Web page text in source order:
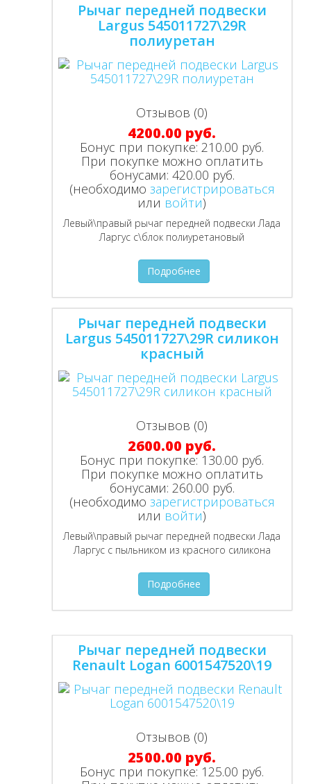
Рычаг передней подвески
Largus 545011727\29R
полиуретан
Отзывов (0)
4200.00 руб.
Бонус при покупке:210.00 руб.
При покупке можно оплатить
бонусами: 420.00 руб.
(необходимо зарегистрироваться
или войти)
Левый\правый рычаг передней подвески Лада
Ларгус с\блок полиуретановый
Подробнее
Рычаг передней подвески
Largus 545011727\29R силикон
красный
Отзывов (0)
2600.00 руб.
Бонус при покупке: 130.00 руб.
При покупке можно оплатить
бонусами: 260.00 руб.
(необходимо зарегистрироваться
или войти)
Левый\правый рычаг передней подвески Лада
Ларгус с пыльником из красного силикона
Подробнее
Рычаг передней подвески
Renault Logan 6001547520\19
Отзывов (0)
2500.00 руб.
Бонус при покупке: 125.00 руб.